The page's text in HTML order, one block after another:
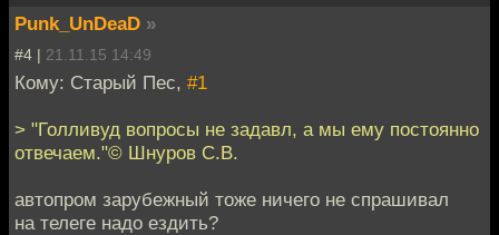
Punk_UnDeaD »
#4 | 21.11.15 14:49
Кому: Старый Пес, #1
> "Голливуд вопросы не задавл, а мы ему постоянно
отвечаем."© Шнуров С.В.
автопром зарубежный тоже ничего не спрашивал
на телеге надо ездить?